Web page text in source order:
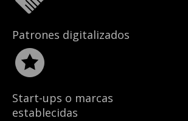
Patrones digitalizados
Start-ups o marcas
establecidas